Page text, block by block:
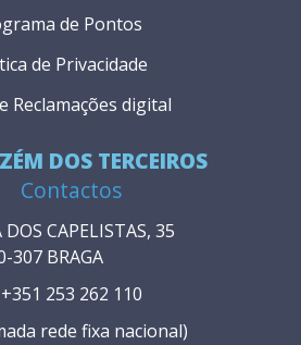
DOS TERCEIROS
Contactos
DOS CAPELISTAS, 35
307 BRAGA
+351 253 262 110
rede fixa nacional)
de Pontos
de Privacidade
Reclamações digital